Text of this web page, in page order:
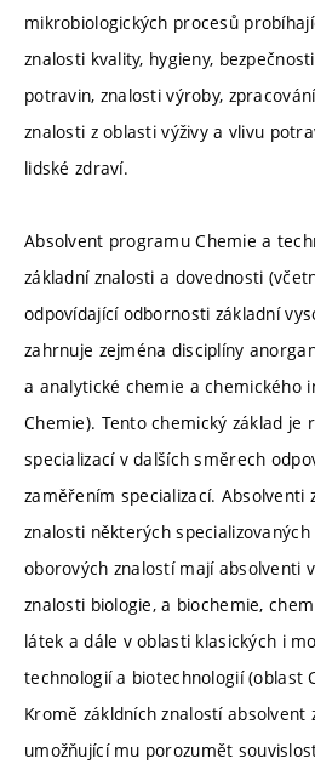
mikrobiologických procesů
znalosti kvality, hygieny,
potravin, znalosti výroby,
znalosti z oblasti výživy a vlivu
lidské zdraví.
Absolvent programu Chemie a
základní znalosti a dovednosti
odpovídající odbornosti základní
zahrnuje zejména disciplíny
a analytické chemie a chemického
Chemie). Tento chemický základ je
specializací v dalších směrech
zaměřením specializací. Absolventi
znalosti některých
oborových znalostí mají absolventi
znalosti biologie, a biochemie,
látek a dále v oblasti klasických i
technologií a biotechnologií (oblast
Kromě zákldních znalostí absolvent
umožňující mu porozumět